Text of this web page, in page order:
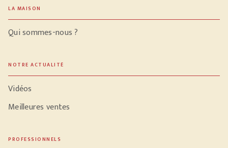
LA MAISON
Qui sommes-nous ?
NOTRE ACTUALITÉ
Vidéos
Meilleures ventes
PROFESSIONNELS